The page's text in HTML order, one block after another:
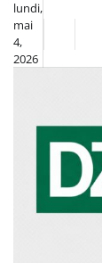
Skip
content
lundi,
mai
4,
2026
Flash